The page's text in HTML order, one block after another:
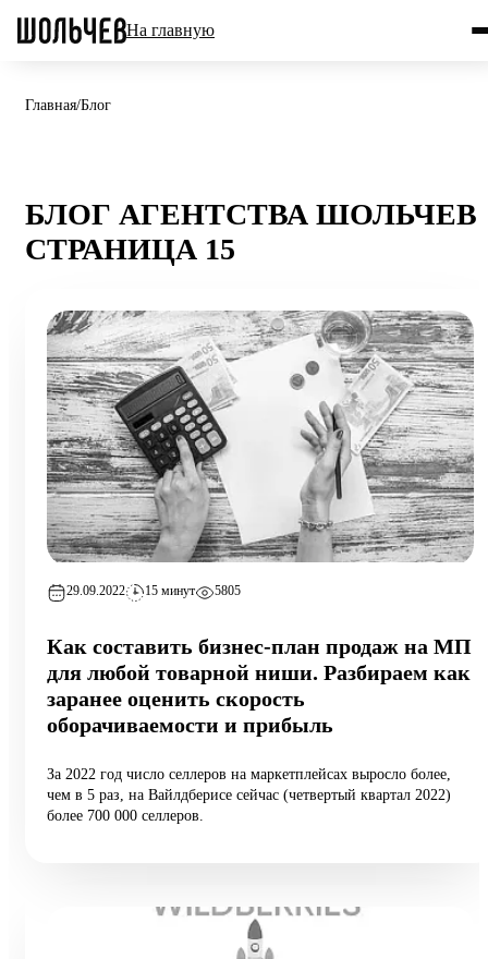
На главную
Главная/Блог
БЛОГ АГЕНТСТВА ШОЛЬЧЕВ
СТРАНИЦА 15
29.09.2022 15 минут 5805
Как составить бизнес-план продаж на МП
для любой товарной ниши. Разбираем как
заранее оценить скорость
оборачиваемости и прибыль
За 2022 год число селлеров на маркетплейсах выросло более,
чем в 5 раз, на Вайлдберисе сейчас (четвертый квартал 2022)
более 700 000 селлеров.